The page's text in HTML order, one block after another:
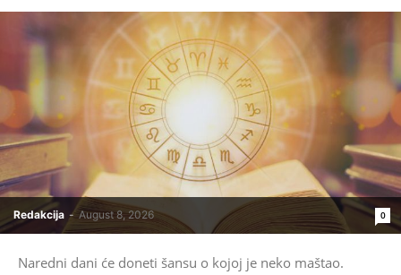
Redakcija - August 8, 2026 0
Naredni dani će doneti šansu o kojoj je neko maštao.